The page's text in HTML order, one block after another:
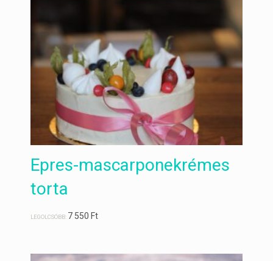
Epres-mascarponekrémes
torta
LEGOLCSÓBB: 7 550Ft